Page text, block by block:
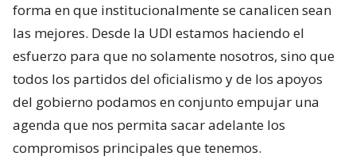
forma en que institucionalmente se canalicen sean
las mejores. Desde la UDI estamos haciendo el
esfuerzo para que no solamente nosotros, sino que
todos los partidos del oficialismo y de los apoyos
del gobierno podamos en conjunto empujar una
agenda que nos permita sacar adelante los
compromisos principales que tenemos.